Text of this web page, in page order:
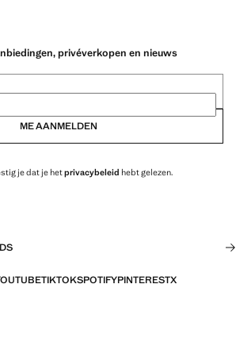
privéverkopen en nieuws
ME AANMELDEN
je dat je hetprivacybeleid hebt gelezen.
TIKTOKSPOTIFYPINTERESTX